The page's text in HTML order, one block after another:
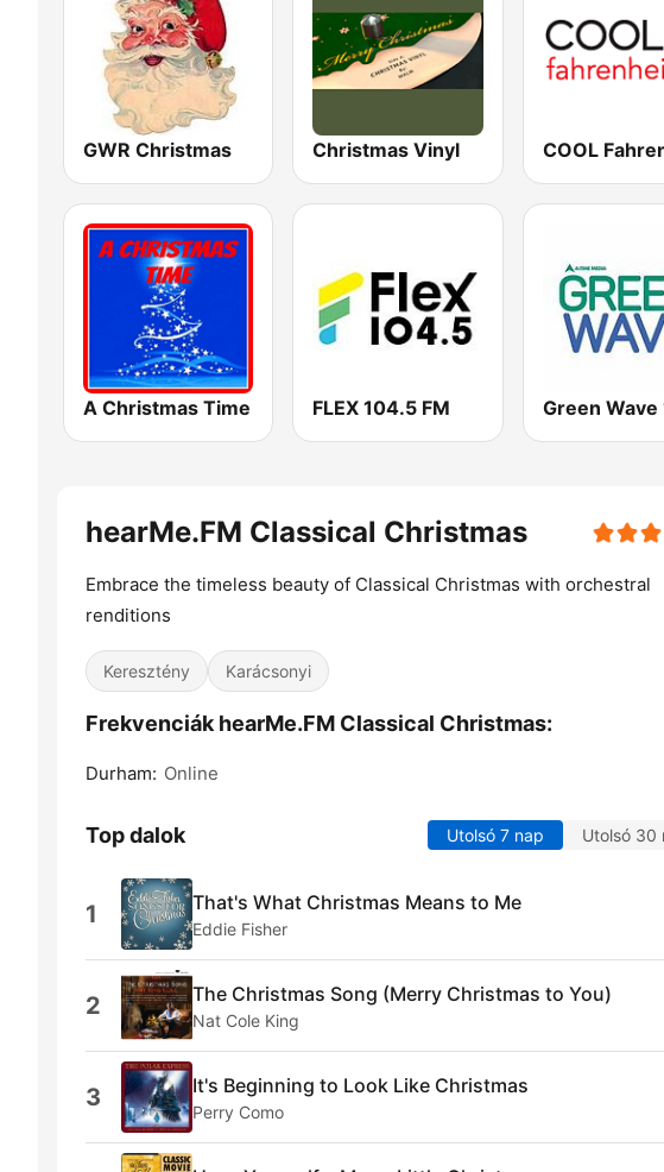
GWR Christmas Christmas Vinyl
A Christmas Time FLEX 104.5 FM
hearMe.FM Classical Christmas
Embrace the timeless beauty of Classical Christmas with orchestral
renditions
Keresztény Karácsonyi
Frekvenciák hearMe.FM Classical Christmas:
Durham: Online
Top dalok Utolsó 7 nap Utolsó 30
1 That's What Christmas Means to Me
Eddie Fisher
2 The Christmas Song (Merry Christmas to You)
Nat Cole King
3 It's Beginning to Look Like Christmas
Perry Como